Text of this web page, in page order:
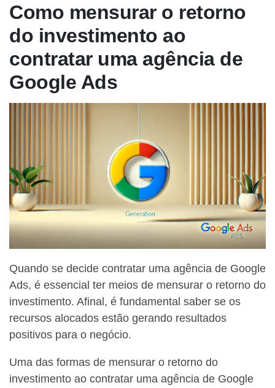
Como mensurar o retorno
do investimento ao
contratar uma agência de
Google Ads
Quando se decide contratar uma agência de Google
Ads, é essencial ter meios de mensurar o retorno do
investimento. Afinal, é fundamental saber se os
recursos alocados estão gerando resultados
positivos para o negócio.
Uma das formas de mensurar o retorno do
investimento ao contratar uma agência de Google